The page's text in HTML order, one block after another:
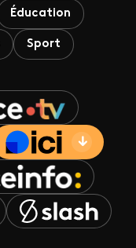
Éducation
Sport